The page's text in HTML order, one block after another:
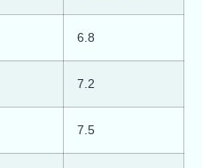
6.8
7.2
7.5